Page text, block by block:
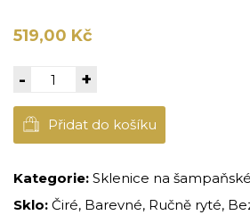
519,00 Kč
- +
Přidat do košíku
Kategorie: Sklenice na
Sklo: Čiré, Barevné, Ručně ryté,